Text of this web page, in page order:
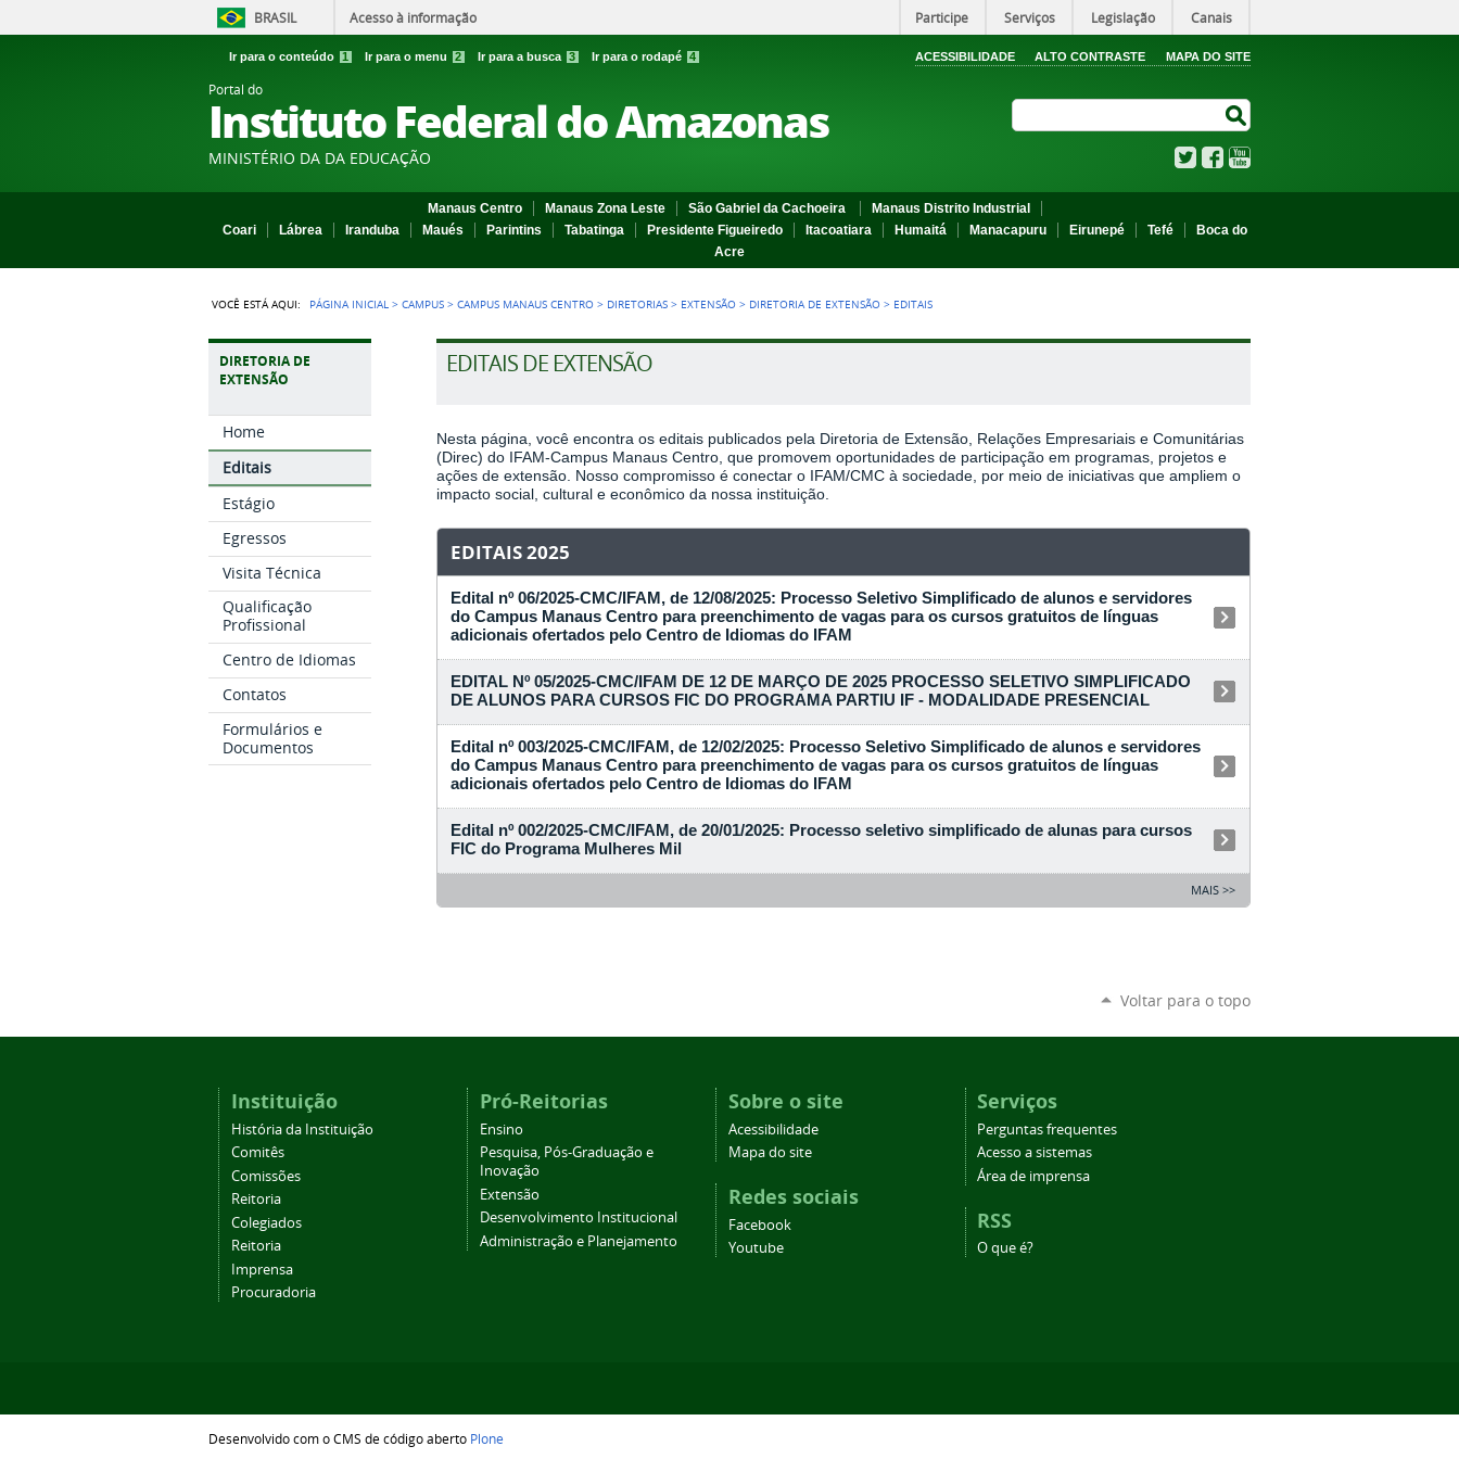
BRASIL Acesso à informação Participe Serviços Legislação Canais
Ir para o conteúdo 1 Ir para o menu 2 Ir para a busca 3 Ir para o rodapé 4 ACESSIBILIDADE ALTO CONTRASTE MAPA DO SITE
Portal do
Instituto Federal do Amazonas
MINISTÉRIO DA DA EDUCAÇÃO TwitterFacebook
Manaus Centro Manaus Zona Leste São Gabriel da Cachoeira
Manaus Distrito Industrial
Coari
Lábrea Iranduba Maués Parintins Tabatinga Presidente Figueiredo Itacoatiara Humaitá Manacapuru Eirunepé Tefé
Boca do
Acre
VOCÊ ESTÁ AQUI: PÁGINA INICIAL >CAMPUS >CAMPUS MANAUS CENTRO > DIRETORIAS > EXTENSÃO > DIRETORIA DE EXTENSÃO > EDITAIS
DIRETORIA DE
EXTENSÃO
Home
Editais
Estágio
Egressos
Visita Técnica
Qualificação
Profissional
Centro de Idiomas
Contatos
Formulários e
Documentos
EDITAIS DE EXTENSÃO
Nesta página, você encontra os editais publicados pela Diretoria de Extensão, Relações Empresariais e Comunitárias
(Direc) do IFAM-Campus Manaus Centro, que promovem oportunidades de participação em programas, projetos e
ações de extensão. Nosso compromisso é conectar o IFAM/CMC à sociedade, por meio de iniciativas que ampliem o
impacto social, cultural e econômico da nossa instituição.
EDITAIS 2025
Edital nº 06/2025-CMC/IFAM, de 12/08/2025: Processo Seletivo Simplificado de alunos e servidores
do Campus Manaus Centro para preenchimento de vagas para os cursos gratuitos de línguas
adicionais ofertados pelo Centro de Idiomas do IFAM
EDITAL Nº 05/2025-CMC/IFAM DE 12 DE MARÇO DE 2025 PROCESSO SELETIVO SIMPLIFICADO
DE ALUNOS PARA CURSOS FIC DO PROGRAMA PARTIU IF - MODALIDADE PRESENCIAL
Edital nº 003/2025-CMC/IFAM, de 12/02/2025: Processo Seletivo Simplificado de alunos e servidores
do Campus Manaus Centro para preenchimento de vagas para os cursos gratuitos de línguas
adicionais ofertados pelo Centro de Idiomas do IFAM
Edital nº 002/2025-CMC/IFAM, de 20/01/2025: Processo seletivo simplificado de alunas para cursos
FIC do Programa Mulheres Mil
MAIS >>
Voltar para o topo
Instituição
História da Instituição
Comitês
Comissões
Reitoria
Colegiados
Reitoria
Imprensa
Procuradoria
Pró-Reitorias
Ensino
Pesquisa, Pós-Graduação e
Inovação
Extensão
Desenvolvimento Institucional
Administração e Planejamento
Sobre o site
Acessibilidade
Mapa do site
Redes sociais
Facebook
Youtube
Serviços
Perguntas frequentes
Acesso a sistemas
Área de imprensa
RSS
O que é?
Desenvolvido com o CMS de código aberto Plone